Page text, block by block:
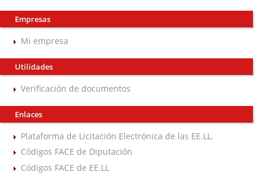
Empresas
Mi empresa
Utilidades
Verificación de documentos
Enlaces
Plataforma de Licitación Electrónica de las EE.LL.
Códigos FACE de Diputación
Códigos FACE de EE.LL